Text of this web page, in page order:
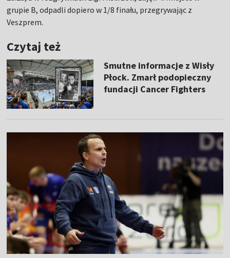
grupie B, odpadli dopiero w 1/8 finału, przegrywając z
Veszprem.
Czytaj też
Smutne informacje z Wisły
Płock. Zmarł podopieczny
fundacji Cancer Fighters